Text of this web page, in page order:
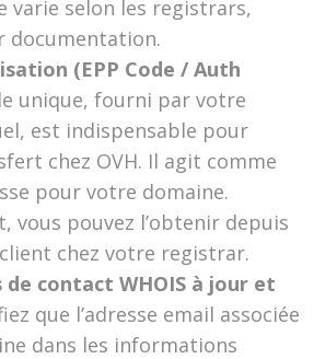
varie selon les registrars,
documentation.
(EPP Code / Auth
unique, fourni par votre
est indispensable pour
chez OVH. Il agit comme
pour votre domaine.
vous pouvez l’obtenir depuis
chez votre registrar.
contact WHOIS à jour et
que l’adresse email associée
dans les informations